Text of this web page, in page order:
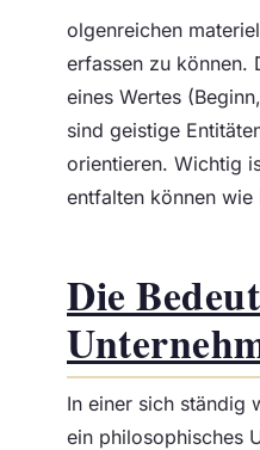
olgenreichen
erfassen zu können.
eines Wertes
sind geistige
orientieren. Wichtig
entfalten können wie
Die
In einer sich ständig
ein philosophisches